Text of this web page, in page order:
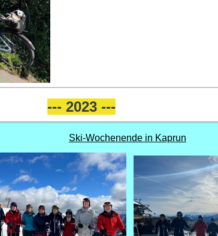
--- 2023 ---
Ski-Wochenende in Kaprun